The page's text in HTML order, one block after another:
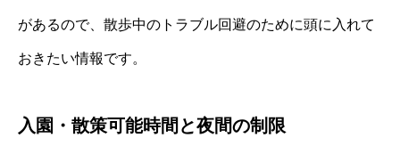
があるので、散歩中のトラブル回避のために頭に入れて
おきたい情報です。
入園・散策可能時間と夜間の制限